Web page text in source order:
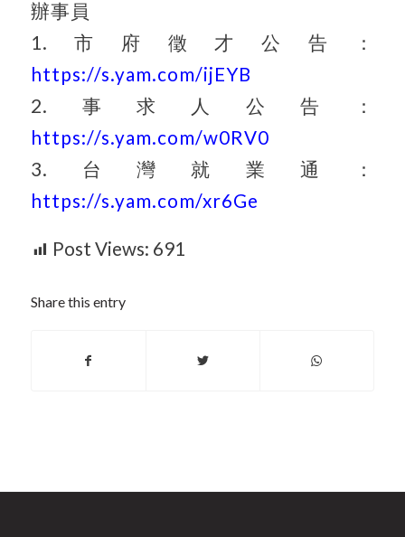
辦事員
1.市府徵才公告：
https://s.yam.com/ijEYB
2.事求人公告：
https://s.yam.com/w0RV0
3.台灣就業通：
https://s.yam.com/xr6Ge
Post Views: 691
Share this entry